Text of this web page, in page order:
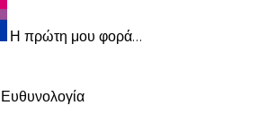
Η πρώτη μου φορά…
Ευθυνολογία